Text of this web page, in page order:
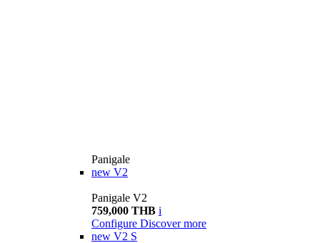
Panigale
new V2
Panigale V2
759,000 THB i
Configure Discover more
new V2 S